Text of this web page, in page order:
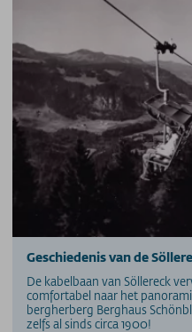
Geschiedenis van de
De kabelbaan van Söllereck
comfortabel naar het
bergherberg Berghaus
zelfs al sinds circa 1900!